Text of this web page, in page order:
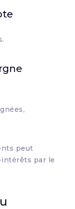
peut
par le